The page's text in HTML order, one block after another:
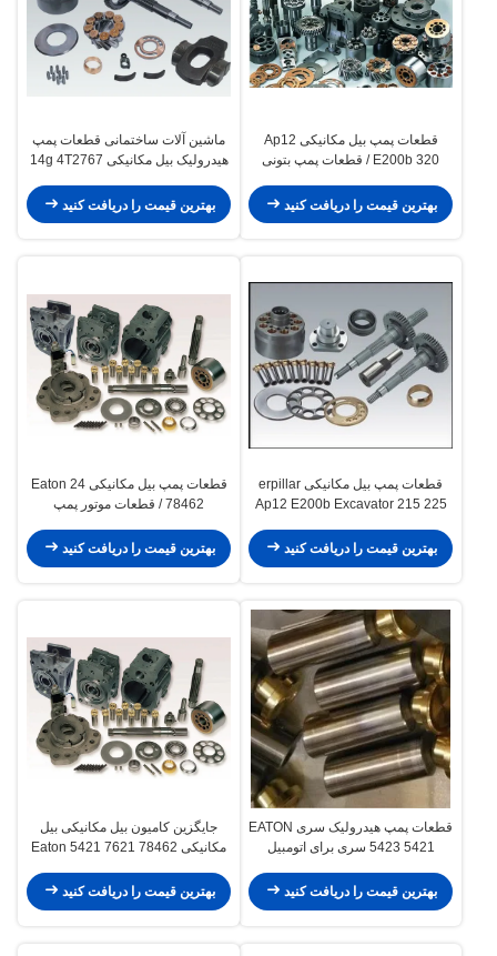
قطعات پمپ بیل مکانیکی Ap12
E200b 320 / قطعات پمپ بتونی
بهترین قیمت را دریافت کنید
ماشین آلات ساختمانی قطعات پمپ
هیدرولیک بیل مکانیکی 14g 4T2767
بهترین قیمت را دریافت کنید
قطعات پمپ بیل مکانیکی erpillar
Ap12 E200b Excavator 215 225
بهترین قیمت را دریافت کنید
قطعات پمپ بیل مکانیکی Eaton 24
78462 / قطعات موتور پمپ
بهترین قیمت را دریافت کنید
قطعات پمپ هیدرولیک سری EATON
5423 5421 سری برای اتومبیل
بهترین قیمت را دریافت کنید
جایگزین کامیون بیل مکانیکی بیل
مکانیکی Eaton 5421 7621 78462
بهترین قیمت را دریافت کنید